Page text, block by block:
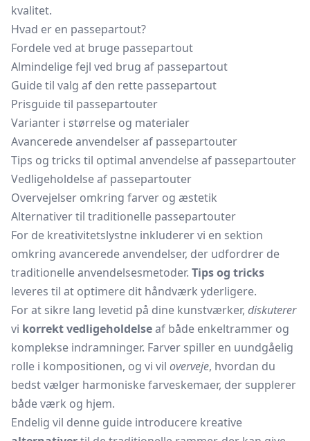
kvalitet.
Hvad er en passepartout?
Fordele ved at bruge passepartout
Almindelige fejl ved brug af passepartout
Guide til valg af den rette passepartout
Prisguide til passepartouter
Varianter i størrelse og materialer
Avancerede anvendelser af passepartouter
Tips og tricks til optimal anvendelse af passepartouter
Vedligeholdelse af passepartouter
Overvejelser omkring farver og æstetik
Alternativer til traditionelle passepartouter
For de kreativitetslystne inkluderer vi en sektion
omkring avancerede anvendelser, der udfordrer de
traditionelle anvendelsesmetoder. Tips og tricks
leveres til at optimere dit håndværk yderligere.
For at sikre lang levetid på dine kunstværker, diskuterer
vi korrekt vedligeholdelseaf både enkeltrammer og
komplekse indramninger. Farver spiller en uundgåelig
rolle i kompositionen, og vi vil overveje, hvordan du
bedst vælger harmoniske farveskemaer, der supplerer
både værk og hjem.
Endelig vil denne guide introducere kreative